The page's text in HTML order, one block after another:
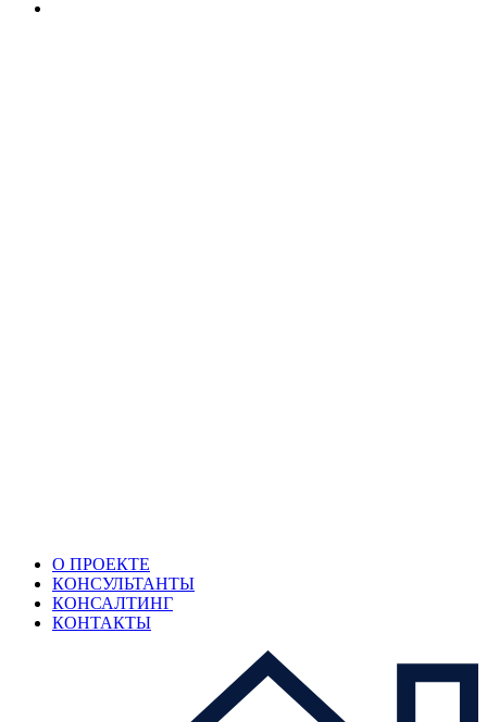
О ПРОЕКТЕ
КОНСУЛЬТАНТЫ
КОНСАЛТИНГ
КОНТАКТЫ